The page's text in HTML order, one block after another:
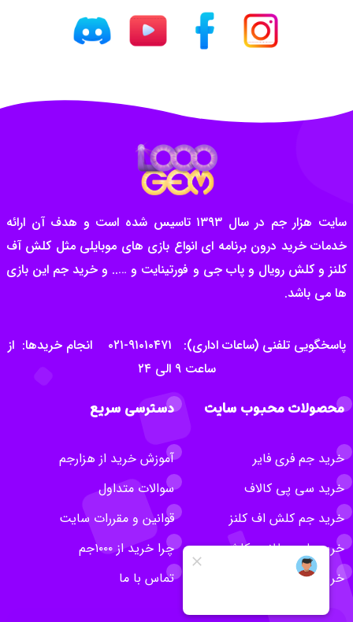
سایت هزار جم در سال ۱۳۹۳ تاسیس شده است و هدف آن ارائه
خدمات خرید درون برنامه ای انواع بازی های موبایلی مثل کلش آف
کلنز و کلش رویال و پاب جی و فورتینایت و ….. و خرید جم این بازی
ها می باشد.
پاسخگویی تلفنی (ساعات اداری): ۹۱۰۱۰۴۷۱-۰۲۱ انجام خریدها: از
ساعت ۹ الی ۲۴
محصولات محبوب سایت
خرید جم فری فایر
خرید سی پی کالاف
خرید جم کلش اف کلنز
خرید بلیت طلایی کلش
خرید روبلاکس
دسترسی سریع
آموزش خرید از هزارجم
سوالات متداول
قوانین و مقررات سایت
چرا خرید از ۱۰۰۰جم
تماس با ما